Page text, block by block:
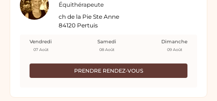
Équithérapeute
ch de la Pie Ste Anne
84120 Pertuis
PRENDRE RENDEZ-VOUS
Vendredi
07 Août
Samedi
08 Août
Dimanche
09 Août